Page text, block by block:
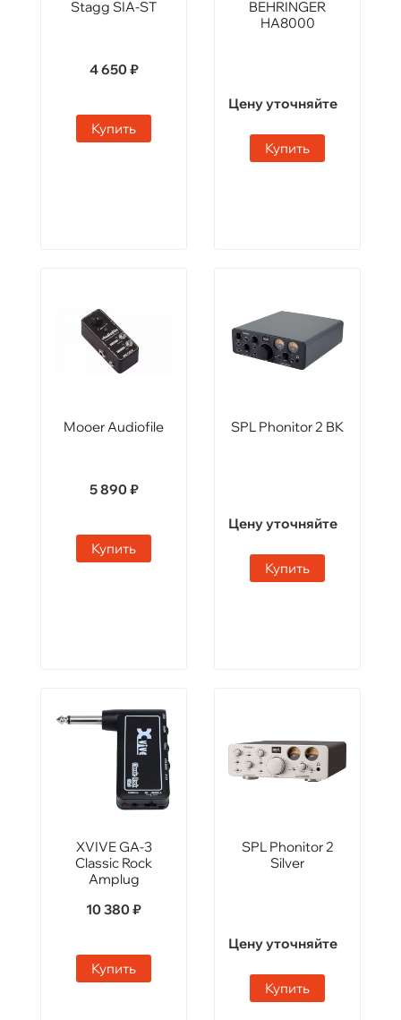
Stagg SIA-ST
4 650 ₽
Купить
BEHRINGER
HA8000
Цену уточняйте
Купить
Mooer Audiofile
5 890 ₽
Купить
SPL Phonitor 2 BK
Цену уточняйте
Купить
XVIVE GA-3
Classic Rock
Amplug
10 380 ₽
Купить
SPL Phonitor 2
Silver
Цену уточняйте
Купить